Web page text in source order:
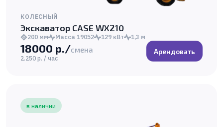
КОЛЕСНЫЙ
Экскаватор CASE WX210
200 мм Масса 19052 129 кВт 1,3 м
18000 р./смена
2.250 р. / час
Арендовать
в наличии